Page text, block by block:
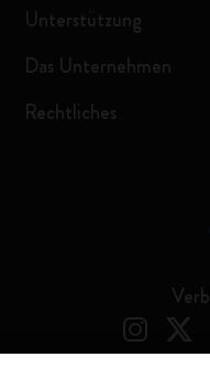
Unterstützung
Das Unternehmen
Rechtliches